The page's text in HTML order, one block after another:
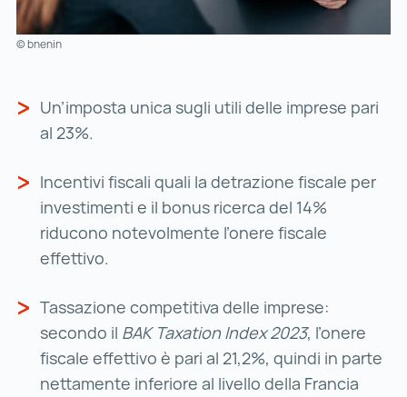
© bnenin
Un’imposta unica sugli utili delle imprese pari
al 23%.
Incentivi fiscali quali la detrazione fiscale per
investimenti e il bonus ricerca del 14%
riducono notevolmente l’onere fiscale
effettivo.
Tassazione competitiva delle imprese:
secondo il BAK Taxation Index 2023, l’onere
fiscale effettivo è pari al 21,2%, quindi in parte
nettamente inferiore al livello della Francia